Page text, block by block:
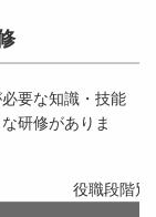
修
要な知識・技能
研修がありま
役職段階別